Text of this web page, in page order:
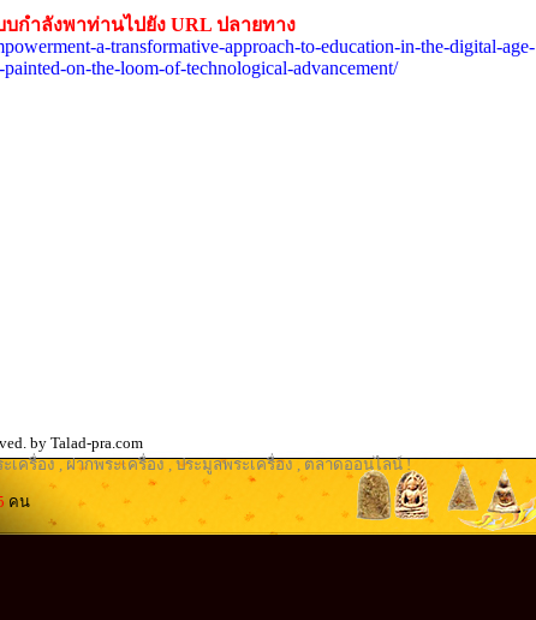
กำลังพาท่านไปยัง URL ปลายทาง
a-transformative-approach-to-education-in-the-digital-age-
on-the-loom-of-technological-advancement/
by Talad-pra.com
เครื่อง, ฝากพระเครื่อง, ประมูลพระเครื่อง , ตลาดออนไลน์ !
คน